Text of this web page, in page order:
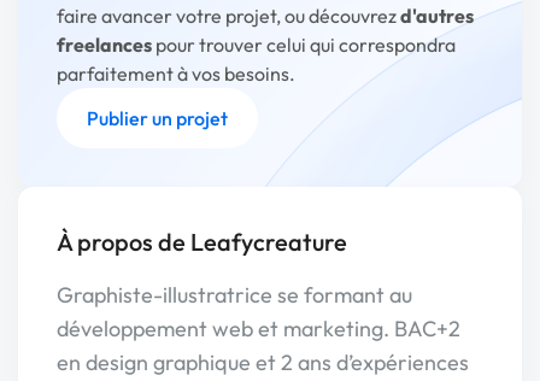
faire avancer votre projet, ou découvrezd'autres
freelances pour trouver celui qui correspondra
parfaitement à vos besoins.
Publier un projet
À propos de Leafycreature
Graphiste-illustratrice se formant au
développement web et marketing. BAC+2
en design graphique et 2 ans d’expériences